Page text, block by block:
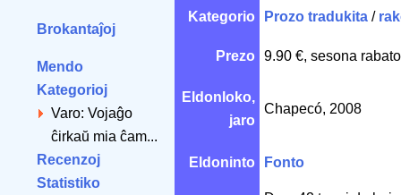
Brokantaĵoj
Mendo
Kategorioj
Varo: Vojaĝo
ĉirkaŭ mia ĉam...
Recenzoj
Statistiko
Kategorio Prozo tradukita /
Prezo 9.90 €, sesona
Eldonloko,
jaro
Chapecó, 2008
Eldoninto Fonto